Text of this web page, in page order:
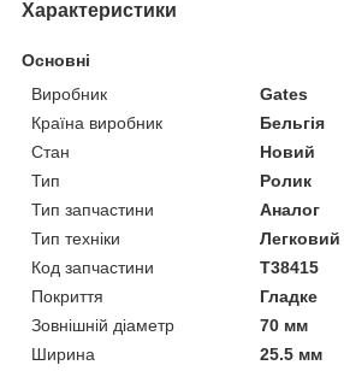
Характеристики
Основні
Виробник
Gates
Країна виробник
Бельгія
Стан
Новий
Тип
Ролик
Тип запчастини
Аналог
Тип техніки
Код запчастини
T38415
Покриття
Гладке
Зовнішній діаметр
70 мм
Ширина
25.5 мм